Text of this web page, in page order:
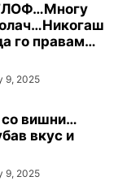
го правам…
9, 2025
со вишни…
вкус и
9, 2025